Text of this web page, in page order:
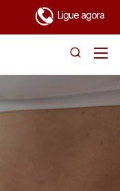
Ligue agora